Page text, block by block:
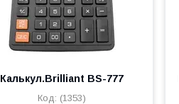
Калькул.Brilliant BS-777
(1353)